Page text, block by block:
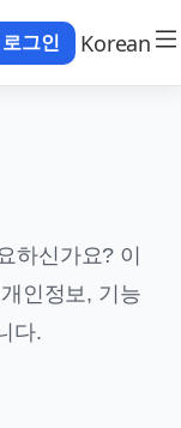
로그인 Korean
하신가요? 이
인정보, 기능
다.